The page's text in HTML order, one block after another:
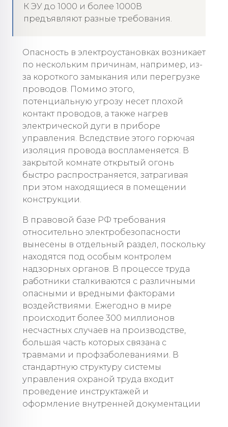
К ЭУ до 1000 и более 1000В
предъявляют разные требования.
Опасность в электроустановках возникает
по нескольким причинам, например, из-
за короткого замыкания или перегрузке
проводов. Помимо этого,
потенциальную угрозу несет плохой
контакт проводов, а также нагрев
электрической дуги в приборе
управления. Вследствие этого горючая
изоляция провода воспламеняется. В
закрытой комнате открытый огонь
быстро распространяется, затрагивая
при этом находящиеся в помещении
конструкции.
В правовой базе РФ требования
относительно электробезопасности
вынесены в отдельный раздел, поскольку
находятся под особым контролем
надзорных органов. В процессе труда
работники сталкиваются с различными
опасными и вредными факторами
воздействиями. Ежегодно в мире
происходит более 300 миллионов
несчастных случаев на производстве,
большая часть которых связана с
травмами и профзаболеваниями. В
стандартную структуру системы
управления охраной труда входит
проведение инструктажей и
оформление внутренней документации